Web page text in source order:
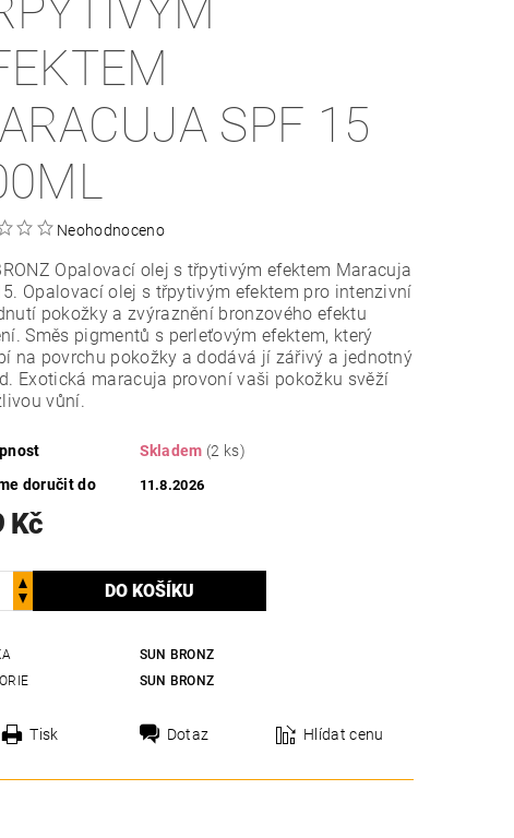
SPF 15
Neohodnoceno
Opalovací olej s třpytivým efektem Maracuja
Opalovací olej s třpytivým efektem pro intenzivní
pokožky a zvýraznění bronzového efektu
Směs pigmentů s perleťovým efektem, který
na povrchu pokožky a dodává jí zářivý a jednotný
Exotická maracuja provoní vaši pokožku svěží
vůní.
Skladem (2 ks)
doručit do
11.8.2026
Kč
SUN BRONZ
SUN BRONZ
Tisk Dotaz Hlídat cenu